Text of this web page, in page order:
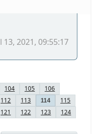
2021, 09:55:17
104 105
106
112 113 114
115
121 122 123
124